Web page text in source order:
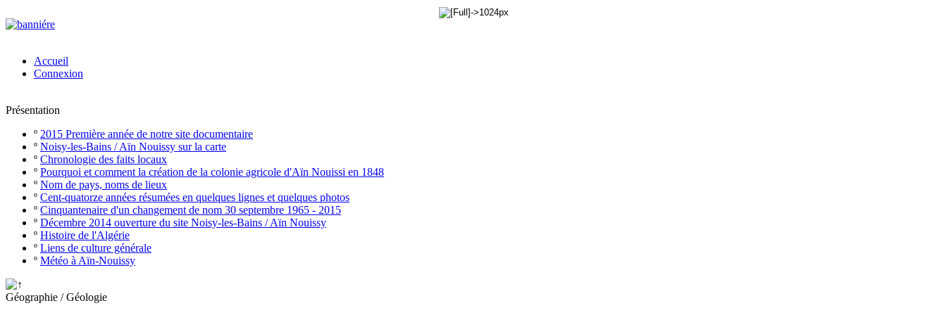
Accueil
Connexion
Présentation
º 2015 Première année de notre site documentaire
º Noisy-les-Bains / Aïn Nouissy sur la carte
º Chronologie des faits locaux
º Pourquoi et comment la création de la colonie agricole d'Aïn Nouissi en 1848
º Nom de pays, noms de lieux
º Cent-quatorze années résumées en quelques lignes et quelques photos
º Cinquantenaire d'un changement de nom 30 septembre 1965 - 2015
º Décembre 2014 ouverture du site Noisy-les-Bains / Aïn Nouissy
º Histoire de l'Algérie
º Liens de culture générale
º Météo à Aïn-Nouissy
Géographie / Géologie